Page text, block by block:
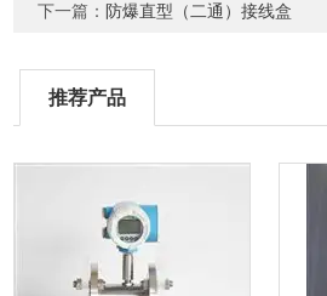
下一篇： 防爆直型（二通）接线盒
推荐产品